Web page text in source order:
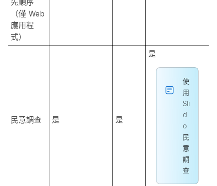
（僅 Web
應用程
式）
民意調查 是 是
是
使
用
Sli
d
o
民
意
調
查